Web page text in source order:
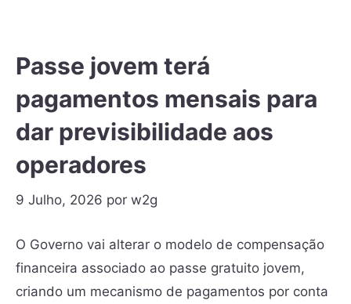
Passe jovem terá
pagamentos mensais para
dar previsibilidade aos
operadores
9 Julho, 2026 por w2g
O Governo vai alterar o modelo de compensação
financeira associado ao passe gratuito jovem,
criando um mecanismo de pagamentos por conta